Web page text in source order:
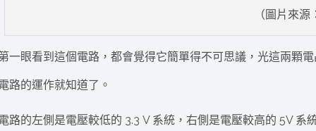
（圖片來
一眼看到這個電路，都會覺得它簡單得不可思議，光這兩顆
路的運作就知道了。
路的左側是電壓較低的 3.3 V 系統，右側是電壓較高的 5V 系